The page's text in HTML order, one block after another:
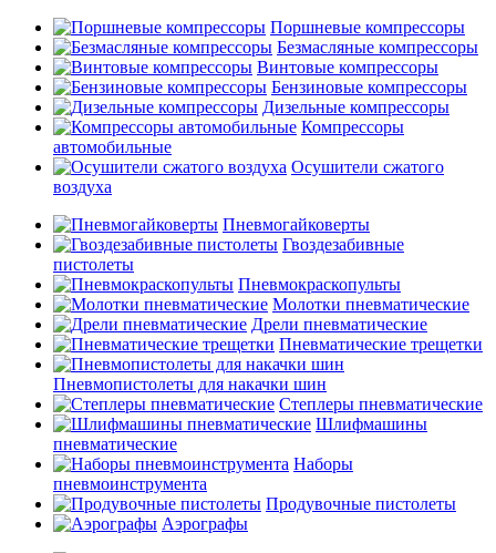
Поршневые компрессоры
Безмасляные компрессоры
Винтовые компрессоры
Бензиновые компрессоры
Дизельные компрессоры
Компрессоры
автомобильные
Осушители сжатого
воздуха
Пневмогайковерты
Гвоздезабивные
пистолеты
Пневмокраскопульты
Молотки пневматические
Дрели пневматические
Пневматические трещетки
Пневмопистолеты для накачки шин
Степлеры пневматические
Шлифмашины
пневматические
Наборы
пневмоинструмента
Продувочные пистолеты
Аэрографы